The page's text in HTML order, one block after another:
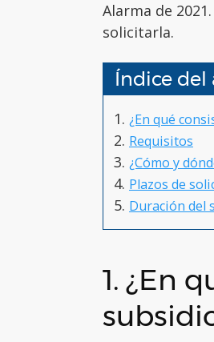
Alarma de
solicitarla.
Índice
¿En qué
Requisitos
¿Cómo y
Plazos de
Duración del
1. ¿En